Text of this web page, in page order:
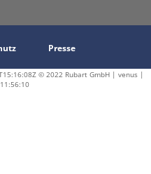
Presse
© 2022 Rubart GmbH | venus |